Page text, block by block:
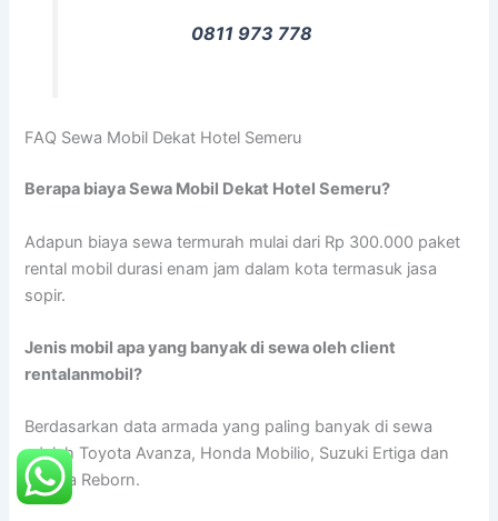
0811 973 778
FAQ Sewa Mobil Dekat Hotel Semeru
Berapa biaya Sewa Mobil Dekat Hotel Semeru?
Adapun biaya sewa termurah mulai dari Rp 300.000 paket
rental mobil durasi enam jam dalam kota termasuk jasa
sopir.
Jenis mobil apa yang banyak di sewa oleh client
rentalanmobil?
Berdasarkan data armada yang paling banyak di sewa
adalah Toyota Avanza, Honda Mobilio, Suzuki Ertiga dan
Innova Reborn.